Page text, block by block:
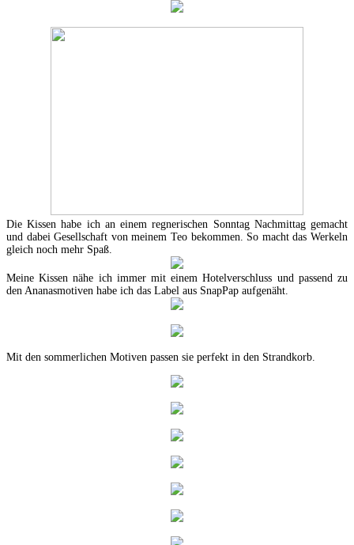
Die Kissen habe ich an einem regnerischen Sonntag Nachmittag gemacht
und dabei Gesellschaft von meinem Teo bekommen. So macht das Werkeln
gleich noch mehr Spaß.
Meine Kissen nähe ich immer mit einem Hotelverschluss und passend zu
den Ananasmotiven habe ich das Label aus SnapPap aufgenäht.
Mit den sommerlichen Motiven passen sie perfekt in den Strandkorb.